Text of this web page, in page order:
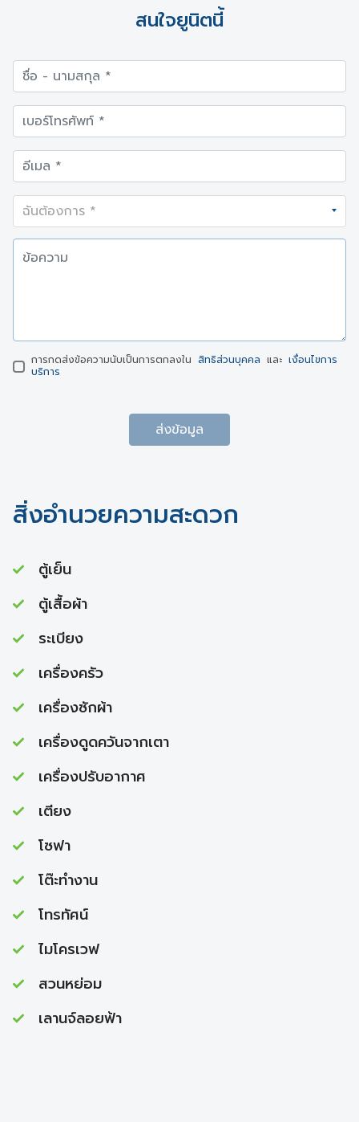
สนใจยูนิตนี้
การกดส่งข้อความนับเป็นการตกลงใน สิทธิส่วนบุคคล และ เงื่อนไขการ
บริการ
ส่งข้อมูล
สิ่งอำนวยความสะดวก
ตู้เย็น
ตู้เสื้อผ้า
ระเบียง
เครื่องครัว
เครื่องซักผ้า
เครื่องดูดควันจากเตา
เครื่องปรับอากาศ
เตียง
โซฟา
โต๊ะทำงาน
โทรทัศน์
ไมโครเวฟ
สวนหย่อม
เลานจ์ลอยฟ้า